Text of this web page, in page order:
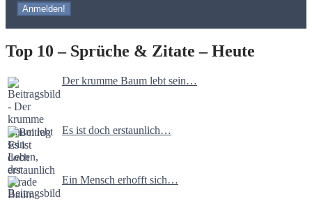
Top 10 – Sprüche & Zitate – Heute
Der krumme Baum lebt sein…
Es ist doch erstaunlich…
Ein Mensch erhofft sich…